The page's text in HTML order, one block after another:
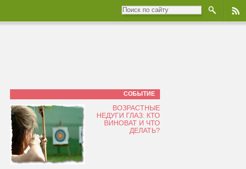
СОБЫТИЕ
ВОЗРАСТНЫЕ
НЕДУГИ ГЛАЗ: КТО
ВИНОВАТ И ЧТО
ДЕЛАТЬ?